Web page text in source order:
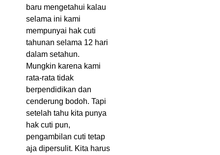
baru mengetahui kalau
selama ini kami
mempunyai hak cuti
tahunan selama 12 hari
dalam setahun.
Mungkin karena kami
rata-rata tidak
berpendidikan dan
cenderung bodoh. Tapi
setelah tahu kita punya
hak cuti pun,
pengambilan cuti tetap
aja dipersulit. Kita harus